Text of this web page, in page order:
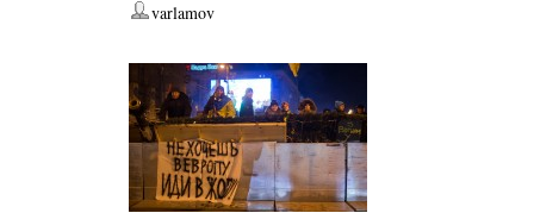
varlamov